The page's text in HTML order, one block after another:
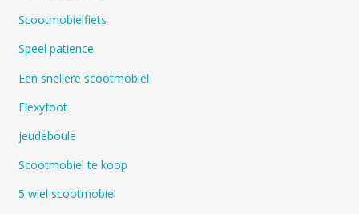
Scootmobielfiets
Speel patience
Een snellere scootmobiel
Flexyfoot
jeudeboule
Scootmobiel te koop
5 wiel scootmobiel